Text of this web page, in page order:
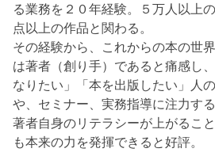
る業務を２０年経験。５万人以上
点以上の作品と関わる。
その経験から、これからの本の世
は著者（創り手）であると痛感し
なりたい」「本を出版したい」人
や、セミナー、実務指導に注力する
著者自身のリテラシーが上がるこ
も本来の力を発揮できると好評。